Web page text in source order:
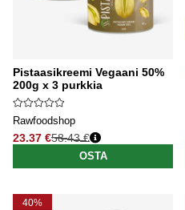
Pistaasikreemi Vegaani 50%
200g x 3 purkkia
Rawfoodshop
23.37 €
Normaali hinta
58.43 €
OSTA
40%